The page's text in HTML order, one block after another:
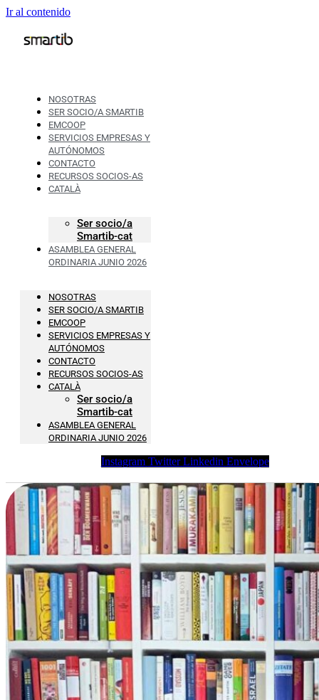
Ir al contenido
NOSOTRAS
SER SOCIO/A SMARTIB
EMCOOP
SERVICIOS EMPRESAS Y
AUTÓNOMOS
CONTACTO
RECURSOS SOCIOS-AS
CATALÀ
Ser socio/a
Smartib-cat
ASAMBLEA GENERAL
ORDINARIA JUNIO 2026
NOSOTRAS
SER SOCIO/A SMARTIB
EMCOOP
SERVICIOS EMPRESAS Y
AUTÓNOMOS
CONTACTO
RECURSOS SOCIOS-AS
CATALÀ
Ser socio/a
Smartib-cat
ASAMBLEA GENERAL
ORDINARIA JUNIO 2026
Instagram Twitter Linkedin Envelope